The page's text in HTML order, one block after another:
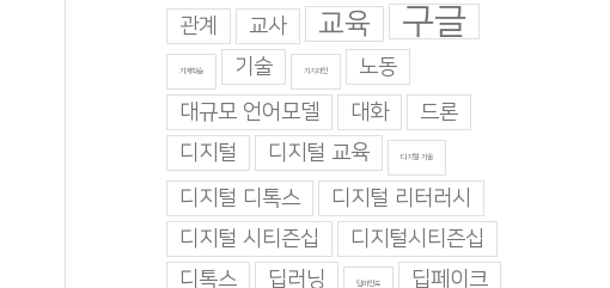
관계 교사 교육 구글
기계학습 기술 기지과인
노동
대규모 언어모델
대화
드론
디지털
디지털 교육 디지털 기술
디지털 디톡스
디지털 리터러시
디지털 시티즌십
디지털시티즌십
디톡스
딥러닝 딥마인드 딥페이크